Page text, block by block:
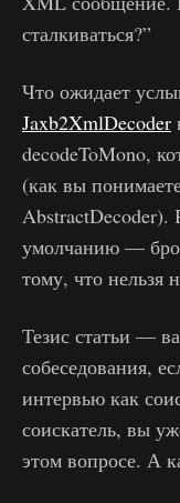
сталкиваться?”
Что ожидает
Jaxb2XmlDecoder
decodeToMono,
(как вы
AbstractDecoder).
умолчанию —
тому, что нельзя
Тезис статьи —
собеседования,
интервью как
соискатель, вы
этом вопросе. А